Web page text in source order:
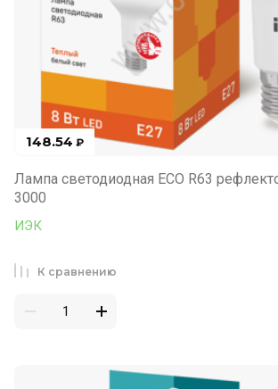
148.54 ₽
Лампа светодиодная ECO R63
3000
ИЭК
К сравнению